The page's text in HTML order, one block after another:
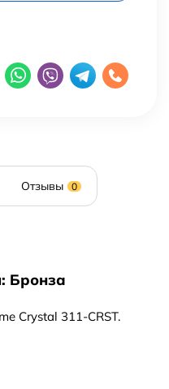
Отзывы 0
Бронза
Crystal 311-CRST.